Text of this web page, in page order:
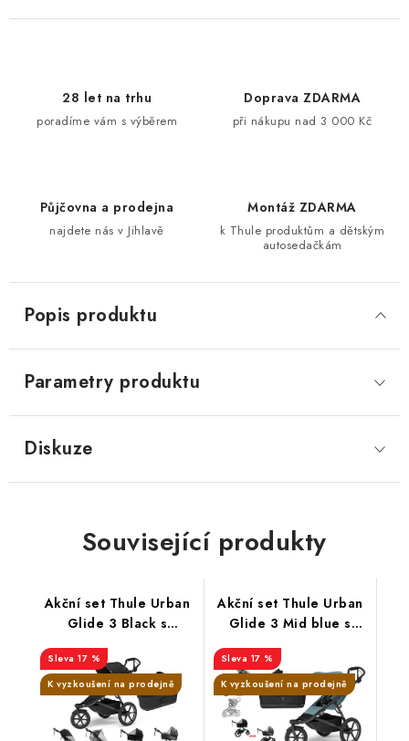
28 let na trhu
poradíme vám s výběrem
Doprava ZDARMA
při nákupu nad 3 000 Kč
Půjčovna a prodejna
najdete nás v Jihlavě
Montáž ZDARMA
k Thule produktům a dětským
autosedačkám
Popis produktu
Parametry produktu
Diskuze
Související produkty
Akční set Thule Urban
Glide 3 Black s
magnetickou přezkou +
korbička black + madlo
Thule + pláštěnky
Altabebe + moskytiéra
Zopa
17 %
K vyzkoušení na prodejně
Akční set Thule Urban
Glide 3 Mid blue s
magnet. přezkou +
korbička Black + madlo
Thule + pláštěnky
Altabebe + moskytiéra
Zopa
17 %
K vyzkoušení na prodejně